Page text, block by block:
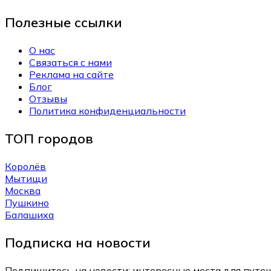
Полезные ссылки
О нас
Связаться с нами
Реклама на сайте
Блог
Отзывы
Политика конфиденциальности
ТОП городов
Королёв
Мытищи
Москва
Пушкино
Балашиха
Подписка на новости